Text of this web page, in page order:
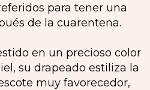
para tener una
de la cuarentena.
en un precioso color
su drapeado estiliza la
muy favorecedor,